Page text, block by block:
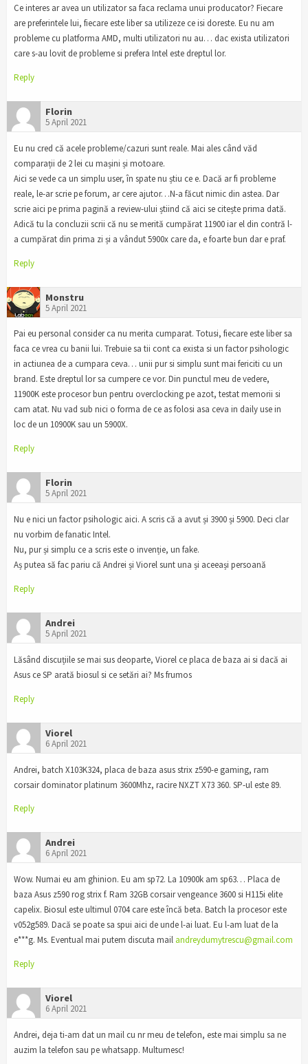
Ce interes ar avea un utilizator sa faca reclama unui producator? Fiecare
are preferintele lui, fiecare este liber sa utilizeze ce isi doreste. Eu nu am
probleme cu platforma AMD, multi utilizatori nu au… dac exista utilizatori
care s-au lovit de probleme si prefera Intel este dreptul lor.
Reply
Florin
5 April 2021
Eu nu cred că acele probleme/cazuri sunt reale. Mai ales când văd
comparații de 2 lei cu mașini și motoare.
Aici se vede ca un simplu user, în spate nu știu ce e. Dacă ar fi probleme
reale, le-ar scrie pe forum, ar cere ajutor…N-a făcut nimic din astea. Dar
scrie aici pe prima pagină a review-ului știind că aici se citește prima dată.
Adică tu la concluzii scrii că nu se merită cumpărat 11900 iar el din contră l-
a cumpărat din prima zi și a vândut 5900x care da, e foarte bun dar e praf.
Reply
Monstru
5 April 2021
Pai eu personal consider ca nu merita cumparat. Totusi, fiecare este liber sa
faca ce vrea cu banii lui. Trebuie sa tii cont ca exista si un factor psihologic
in actiunea de a cumpara ceva… unii pur si simplu sunt mai fericiti cu un
brand. Este dreptul lor sa cumpere ce vor. Din punctul meu de vedere,
11900K este procesor bun pentru overclocking pe azot, testat memorii si
cam atat. Nu vad sub nici o forma de ce as folosi asa ceva in daily use in
loc de un 10900K sau un 5900X.
Reply
Florin
5 April 2021
Nu e nici un factor psihologic aici. A scris că a avut și 3900 și 5900. Deci clar
nu vorbim de fanatic Intel.
Nu, pur și simplu ce a scris este o invenție, un fake.
Aș putea să fac pariu că Andrei și Viorel sunt una și aceeași persoană
Reply
Andrei
5 April 2021
Lăsând discuțiile se mai sus deoparte, Viorel ce placa de baza ai si dacă ai
Asus ce SP arată biosul si ce setări ai? Ms frumos
Reply
Viorel
6 April 2021
Andrei, batch X103K324, placa de baza asus strix z590-e gaming, ram
corsair dominator platinum 3600Mhz, racire NXZT X73 360. SP-ul este 89.
Reply
Andrei
6 April 2021
Wow. Numai eu am ghinion. Eu am sp72. La 10900k am sp63… Placa de
baza Asus z590 rog strix f. Ram 32GB corsair vengeance 3600 si H115i elite
capelix. Biosul este ultimul 0704 care este încă beta. Batch la procesor este
v052g589. Dacă se poate sa spui aici de unde l-ai luat. Eu l-am luat de la
e***g. Ms. Eventual mai putem discuta mail andreydumytrescu@gmail.com
Reply
Viorel
6 April 2021
Andrei, deja ti-am dat un mail cu nr meu de telefon, este mai simplu sa ne
auzim la telefon sau pe whatsapp. Multumesc!